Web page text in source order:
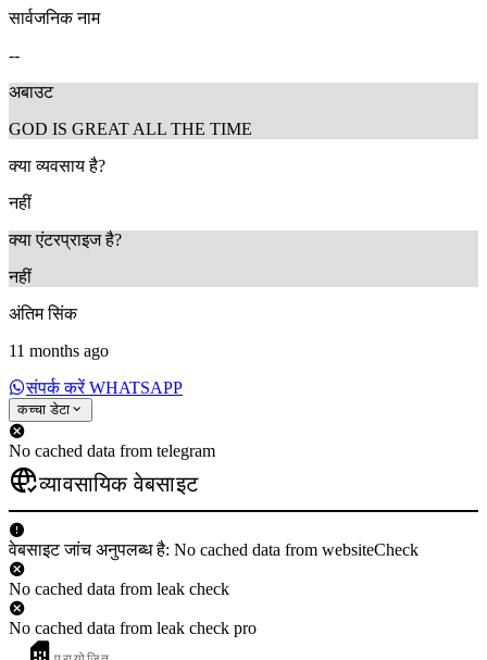
सार्वजनिक नाम
--
अबाउट
GOD IS GREAT ALL THE TIME
क्या व्यवसाय है?
नहीं
क्या एंटरप्राइज है?
नहीं
अंतिम सिंक
11 months ago
संपर्क करें WHATSAPP
कच्चा डेटा
No cached data from telegram
व्यावसायिक वेबसाइट
वेबसाइट जांच अनुपलब्ध है: No cached data from websiteCheck
No cached data from leak check
No cached data from leak check pro